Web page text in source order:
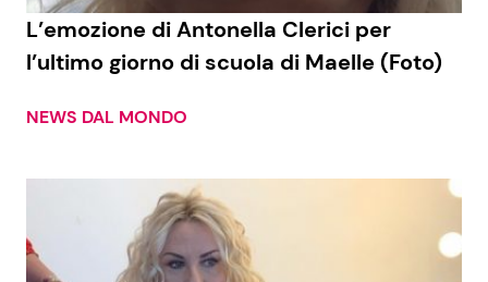
L’emozione di Antonella Clerici per
l’ultimo giorno di scuola di Maelle (Foto)
NEWS DAL MONDO